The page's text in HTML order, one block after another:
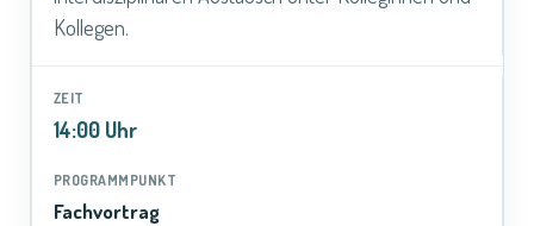
Kollegen.
14:00 Uhr
Fachvortrag